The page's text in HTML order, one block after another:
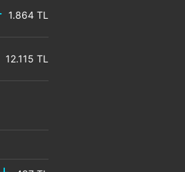
1.864 TL
12.115 TL